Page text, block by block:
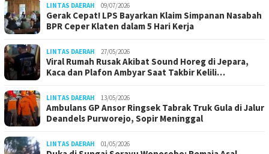
LINTAS DAERAH 09/07/2026
Gerak Cepat! LPS Bayarkan Klaim Simpanan Nasabah
BPR Ceper Klaten dalam 5 Hari Kerja
LINTAS DAERAH 27/05/2026
Viral Rumah Rusak Akibat Sound Horeg di Jepara,
Kaca dan Plafon Ambyar Saat Takbir Kelili…
LINTAS DAERAH 13/05/2026
Ambulans GP Ansor Ringsek Tabrak Truk Gula di Jalur
Deandels Purworejo, Sopir Meninggal
LINTAS DAERAH 01/05/2026